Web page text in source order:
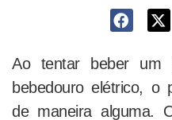
Ao tentar beber um
bebedouro elétrico, o
de maneira alguma.